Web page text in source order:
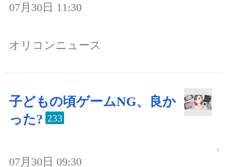
07月30日 11:30
オリコンニュース
子どもの頃ゲームNG、良か
った? 233
07月30日 09:30